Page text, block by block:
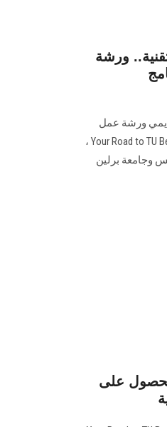
ورشة
ورشة عمل
بعنوان: Your Road to TU Berlin How to Find a Host Professor and Secure an Erasmus+ Grant ،
وجامعة برلين
على